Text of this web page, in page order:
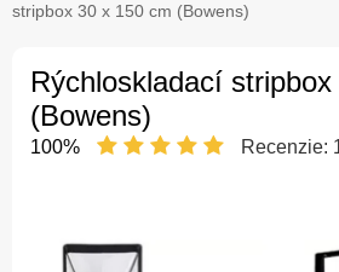
stripbox 30 x 150 cm (Bowens)
Rýchloskladací
(Bowens)
100% Recenzie: